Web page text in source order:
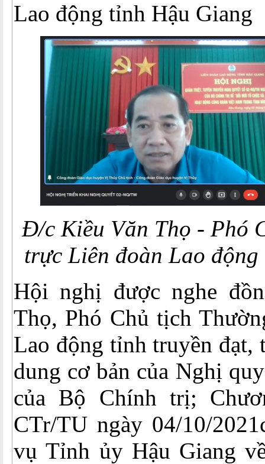
Lao động tỉnh Hậu Giang
Đ/c Kiều Văn Thọ - Phó
trực Liên đoàn Lao
Hội nghị được nghe
Thọ, Phó Chủ tịch
Lao động tỉnh truyền đạt,
dung cơ bản của Nghị
của Bộ Chính trị;
CTr/TU ngày 04/10/
vụ Tỉnh ủy Hậu Giang